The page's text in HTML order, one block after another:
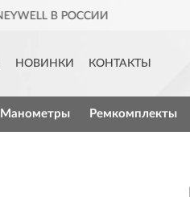
ДОСТАВИМ
НОВИНКИ КОНТАКТЫ
Манометры Ремкомплекты